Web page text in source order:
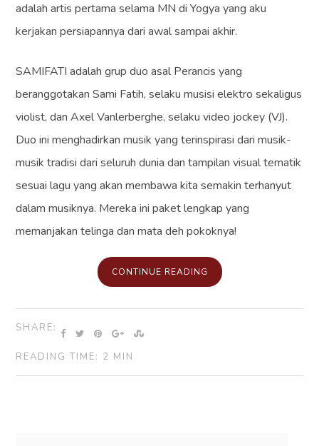
adalah artis pertama selama MN di Yogya yang aku
kerjakan persiapannya dari awal sampai akhir.
SAMIFATI adalah grup duo asal Perancis yang
beranggotakan Sami Fatih, selaku musisi elektro sekaligus
violist, dan Axel Vanlerberghe, selaku video jockey (VJ).
Duo ini menghadirkan musik yang terinspirasi dari musik-
musik tradisi dari seluruh dunia dan tampilan visual tematik
sesuai lagu yang akan membawa kita semakin terhanyut
dalam musiknya. Mereka ini paket lengkap yang
memanjakan telinga dan mata deh pokoknya!
CONTINUE READING
SHARE:
READING TIME: 2 MIN